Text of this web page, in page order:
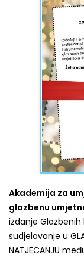
Akademija za
glazbenu
izdanje
sudjelovanje u
NATJECANJU